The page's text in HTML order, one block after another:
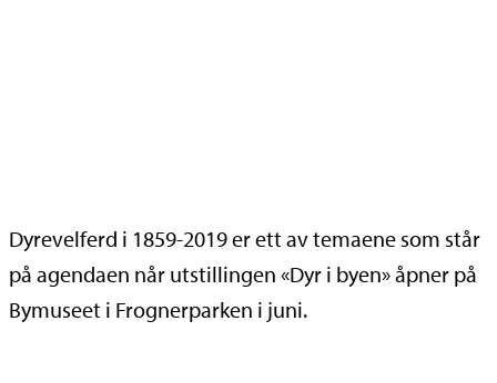
Dyrevelferd i 1859-2019 er ett av temaene som står
på agendaen når utstillingen «Dyr i byen» åpner på
Bymuseet i Frognerparken i juni.